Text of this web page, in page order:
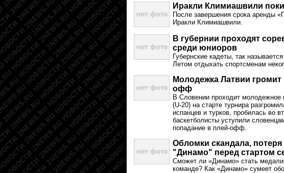
Иракли Климиашвили
После завершения срока аренды
Иракли Климиашвили.
В губернии проходят
среди юниоров
Губернские кадеты, так
Летом отдыхать спортсменам
Молодежка Латвии громит
офф
В Словении проходит молодежное
(U-20) на старте турнира
испанцев и турков, пробилась во
баскетболисты уступили
попадание в плей-офф.
Обломки скандала,
"Динамо" перед стартом
Сможет ли «Динамо» стать
команде? Как «Динамо» сумеет